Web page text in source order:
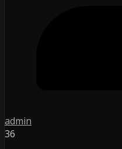
admin
36